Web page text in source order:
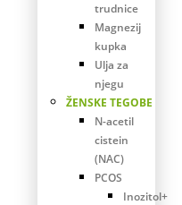
trudnice
Magnezij
kupka
Ulja za
njegu
ŽENSKE TEGOBE
N-acetil
cistein
(NAC)
PCOS
Inozitol+